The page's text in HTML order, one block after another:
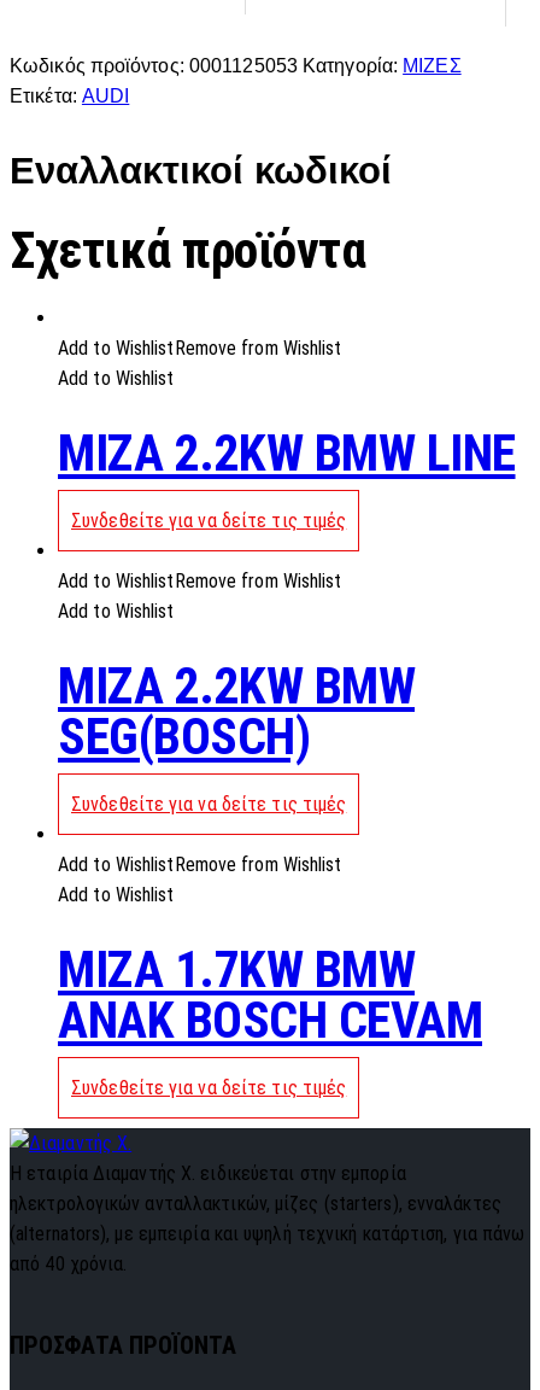
Κωδικός προϊόντος: 0001125053 Κατηγορία: ΜΙΖΕΣ
Ετικέτα: AUDI
Εναλλακτικοί κωδικοί
Σχετικά προϊόντα
Add to Wishlist Remove from Wishlist
Add to Wishlist
MIZA 2.2KW BMW LINE
Συνδεθείτε για να δείτε τις τιμές
Add to WishlistRemove from Wishlist
Add to Wishlist
MIZA 2.2KW BMW
SEG(BOSCH)
Συνδεθείτε για να δείτε τις τιμές
Add to WishlistRemove from Wishlist
Add to Wishlist
MIZA 1.7KW BMW
ANAK BOSCH CEVAM
Συνδεθείτε για να δείτε τις τιμές
Η εταιρία Διαμαντής Χ. ειδικεύεται στην εμπορία
ηλεκτρολογικών ανταλλακτικών, μίζες (starters), ενναλάκτες
(alternators), με εμπειρία και υψηλή τεχνική κατάρτιση, για πάνω
από 40 χρόνια.
ΠΡΟΣΦΑΤΑ ΠΡΟΪΟΝΤΑ